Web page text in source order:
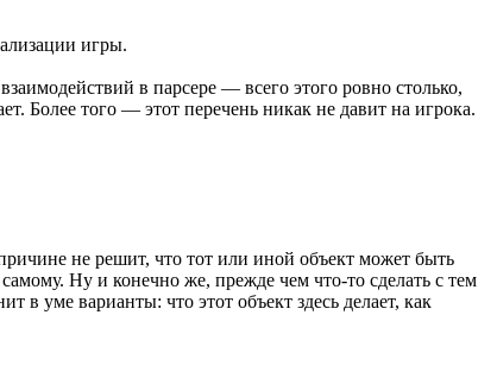
игры.
в парсере — всего этого ровно столько,
Более того — этот перечень никак не давит на игрока.
не решит, что тот или иной объект может быть
Ну и конечно же, прежде чем что-то сделать с тем
уме варианты: что этот объект здесь делает, как